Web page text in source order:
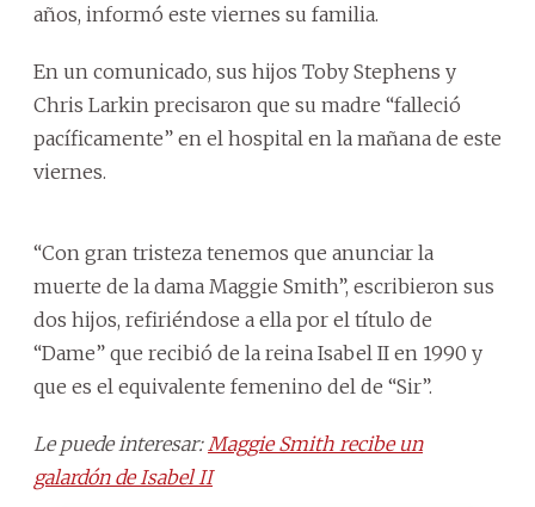
años, informó este viernes su familia.
En un comunicado, sus hijos Toby Stephens y
Chris Larkin precisaron que su madre “falleció
pacíficamente” en el hospital en la mañana de este
viernes.
“Con gran tristeza tenemos que anunciar la
muerte de la dama Maggie Smith”, escribieron sus
dos hijos, refiriéndose a ella por el título de
“Dame” que recibió de la reina Isabel II en 1990 y
que es el equivalente femenino del de “Sir”.
Le puede interesar: Maggie Smith recibe un
galardón de Isabel II